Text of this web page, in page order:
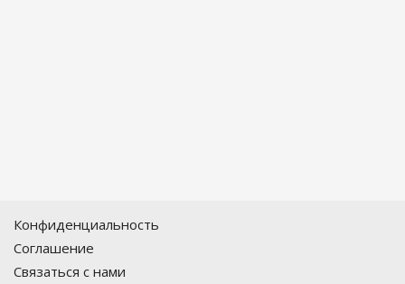
Конфиденциальность
Соглашение
Связаться с нами